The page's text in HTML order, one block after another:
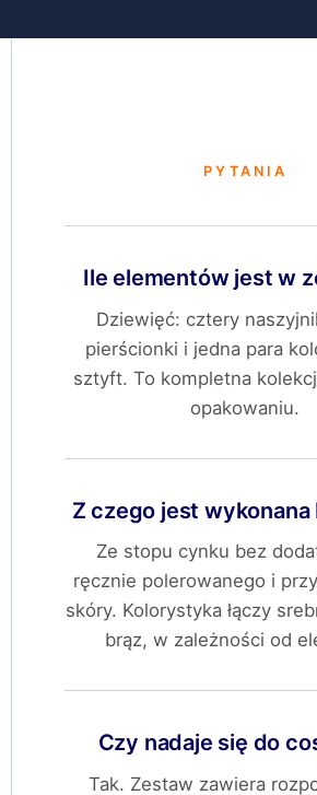
PYTANIA
Ile elementów jest w
Dziewięć: cztery
pierścionki i jedna para
sztyft. To kompletna
opakowaniu.
Z czego jest wykonana
Ze stopu cynku bez
ręcznie polerowanego i
skóry. Kolorystyka łączy
brąz, w zależności od
Czy nadaje się do
Tak. Zestaw zawiera